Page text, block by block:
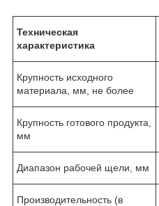
Техническая
характеристика
Крупность исходного
материала, мм, не более
Крупность готового продукта,
мм
Диапазон рабочей щели, мм
Производительность (в